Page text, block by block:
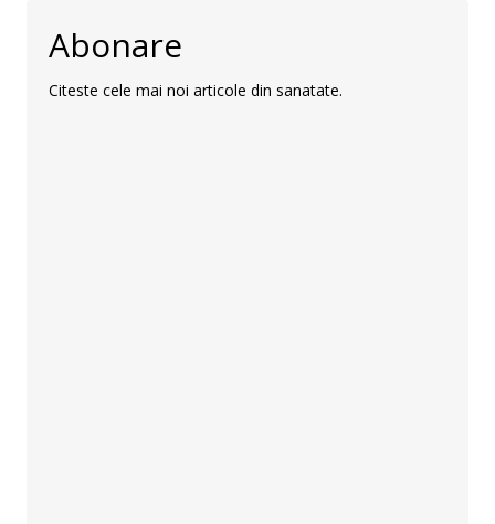
Abonare
Citeste cele mai noi articole din sanatate.